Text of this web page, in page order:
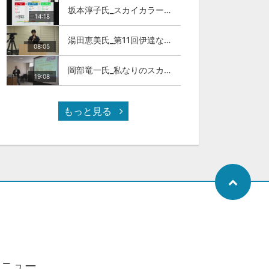
14:18
坂本淳子氏_スカイカラー人材とは
08:05
湯田恵美氏_第11回伊達な大学院セミナー
19:08
岡部竜一氏_私なりのスカイカラ―人材
もっと見る
ニュー